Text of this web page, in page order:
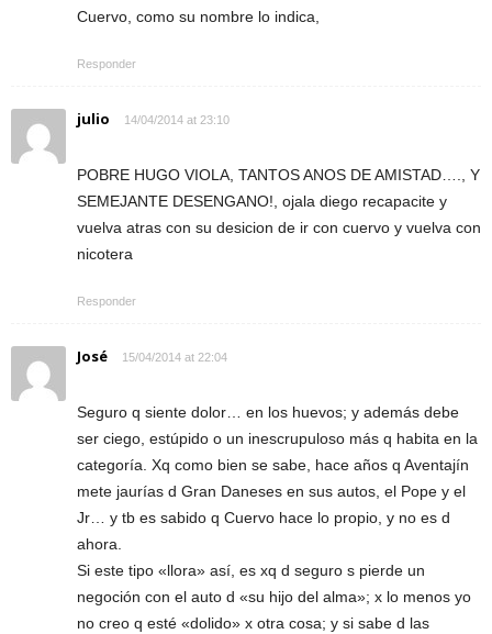
Cuervo, como su nombre lo indica,
Responder
julio 14/04/2014 at 23:10
POBRE HUGO VIOLA, TANTOS ANOS DE AMISTAD…., Y
SEMEJANTE DESENGANO!, ojala diego recapacite y
vuelva atras con su desicion de ir con cuervo y vuelva con
nicotera
Responder
José 15/04/2014 at 22:04
Seguro q siente dolor… en los huevos; y además debe
ser ciego, estúpido o un inescrupuloso más q habita en la
categoría. Xq como bien se sabe, hace años q Aventajín
mete jaurías d Gran Daneses en sus autos, el Pope y el
Jr… y tb es sabido q Cuervo hace lo propio, y no es d
ahora.
Si este tipo «llora» así, es xq d seguro s pierde un
negoción con el auto d «su hijo del alma»; x lo menos yo
no creo q esté «dolido» x otra cosa; y si sabe d las